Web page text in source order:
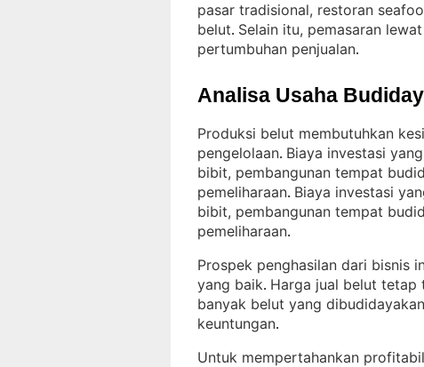
pasar tradisional, restoran
belut. Selain itu, pemasaran
pertumbuhan penjualan.
Analisa Usaha
Produksi belut membutuhkan
pengelolaan. Biaya investasi
bibit, pembangunan tempat
pemeliharaan. Biaya investasi
bibit, pembangunan tempat
pemeliharaan.
Prospek penghasilan dari bisnis
yang baik. Harga jual belut tetap
banyak belut yang
keuntungan.
Untuk mempertahankan